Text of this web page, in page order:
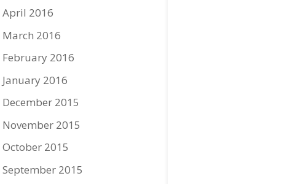
April 2016
March 2016
February 2016
January 2016
December 2015
November 2015
October 2015
September 2015